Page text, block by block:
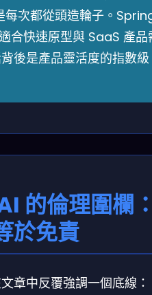
每次都從頭造輪子。
合快速原型與 SaaS 產品
後是產品靈活度的指數級
的倫理圍欄
於免責
章中反覆強調一個底線：